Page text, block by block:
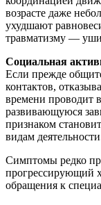
возрасте даже
ухудшают
травматизму —
Социальная
Если прежде
контактов,
времени проводит
развивающуюся
признаком
видам
Симптомы редко
прогрессирующий
обращения к